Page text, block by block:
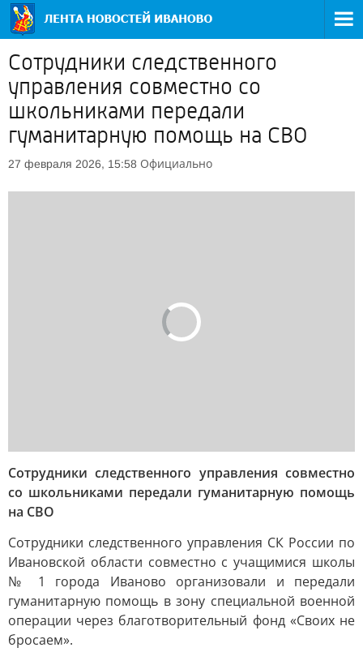
Сотрудники следственного
управления совместно со
школьниками передали
гуманитарную помощь на СВО
27 февраля 2026, 15:58 Официально
Сотрудники следственного управления совместно
со школьниками передали гуманитарную помощь
на СВО
Сотрудники следственного управления СК России по
Ивановской области совместно с учащимися школы
№ 1 города Иваново организовали и передали
гуманитарную помощь в зону специальной военной
операции через благотворительный фонд «Своих не
бросаем».